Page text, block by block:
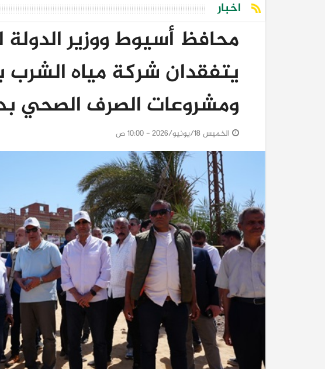
اخبار
محافظ أسيوط ووزير الدولة
يتفقدان شركة مياه
ومشروعات الصرف الصحي
الخميس 18/يونيو/2026 - 10:00 ص